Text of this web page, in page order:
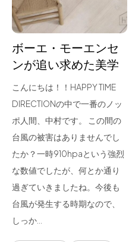
Recruit
Contact
フラッグシップストア
熊本店
Arv
ボーエ・モーエンセ
ンが追い求めた美学
こんにちは！！HAPPY TIME
DIRECTIONの中で一番のノッ
ポ人間、中村です。 この間の
台風の被害はありませんでし
たか？一時910hpaという強烈
な数値でしたが、何とか通り
過ぎていきましたね。今後も
台風が発生する時期なので、
しっか…